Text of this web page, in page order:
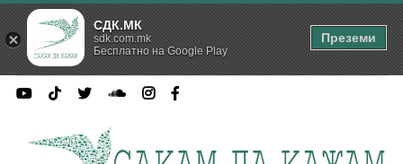
СДК.МК
sdk.com.mk
Бесплатно на Google Play
Преземи